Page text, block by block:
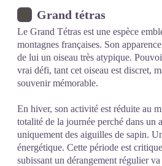
Grand tétras
Le Grand Tétras est une espèce
montagnes françaises. Son
de lui un oiseau très atypique.
vrai défi, tant cet oiseau est discret,
souvenir mémorable.
En hiver, son activité est réduite au
totalité de la journée perché dans un
uniquement des aiguilles de sapin.
énergétique. Cette période est
subissant un dérangement régulier